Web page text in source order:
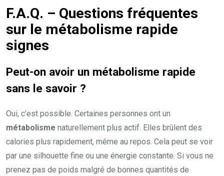
F.A.Q. – Questions fréquentes
sur le métabolisme rapide
signes
Peut-on avoir un métabolisme rapide
sans le savoir ?
Oui, c’est possible. Certaines personnes ont un
métabolisme naturellement plus actif. Elles brûlent des
calories plus rapidement, même au repos. Cela peut se voir
par une silhouette fine ou une énergie constante. Si vous ne
prenez pas de poids malgré de bonnes quantités de